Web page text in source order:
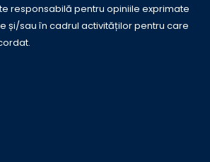
responsabilă pentru opiniile exprimate
și/sau în cadrul activităților pentru care